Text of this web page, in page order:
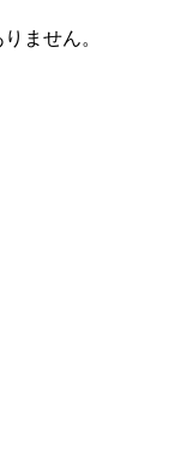
ません。